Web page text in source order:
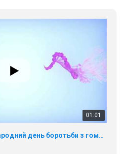
01:01
17 травня IDAHO. Міжнародний день боротьби з гомофобією трансфобією і біфобія.